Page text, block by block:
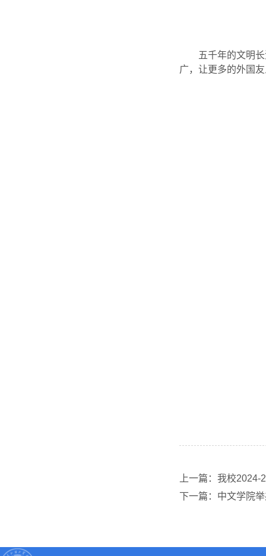
五千年的文明
广，让更多的外国
上一篇：我校
下一篇：中文学院